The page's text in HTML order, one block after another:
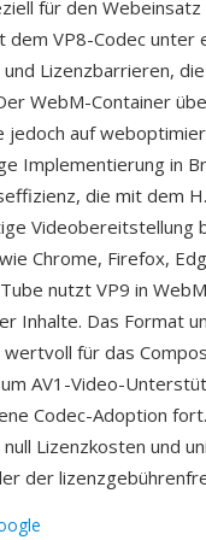
für den
dem VP8-Codec
Lizenzbarrieren,
WebM-Container
jedoch auf
Implementierung in
die mit dem
Videobereitstellung
Chrome, Firefox,
nutzt VP9 in
Inhalte. Das Format
für das
AV1-Video-
Codec-Adoption
Lizenzkosten und
der